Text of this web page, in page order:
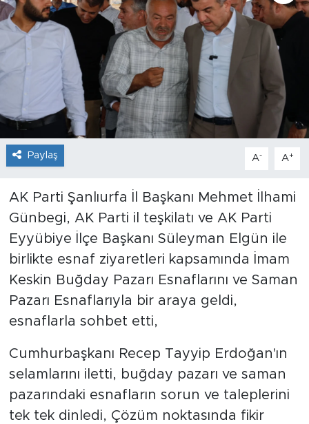
Paylaş A- A+
AK Parti Şanlıurfa İl Başkanı Mehmet İlhami
Günbegi, AK Parti il teşkilatı ve AK Parti
Eyyübiye İlçe Başkanı Süleyman Elgün ile
birlikte esnaf ziyaretleri kapsamında İmam
Keskin Buğday Pazarı Esnaflarını ve Saman
Pazarı Esnaflarıyla bir araya geldi,
esnaflarla sohbet etti,
Cumhurbaşkanı Recep Tayyip Erdoğan'ın
selamlarını iletti, buğday pazarı ve saman
pazarındaki esnafların sorun ve taleplerini
tek tek dinledi, Çözüm noktasında fikir